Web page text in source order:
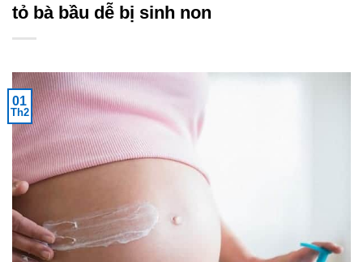
tỏ bà bầu dễ bị sinh non
01
Th2